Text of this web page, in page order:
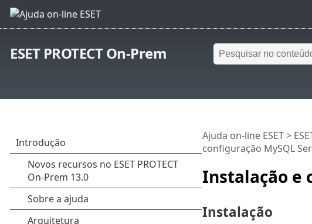
ESET PROTECT On-Prem
Instalação e
Ajuda on-line ESET>
configuração MySQL
Instalação